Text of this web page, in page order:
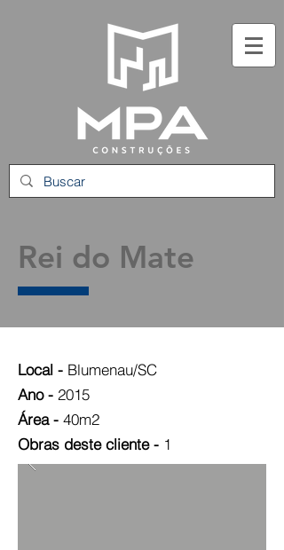
Local - Blumenau/SC
Ano - 2015
Área - 40m2
Obras deste cliente - 1
Rei do Mate